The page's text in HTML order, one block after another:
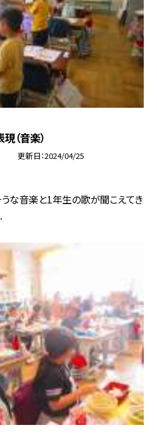
（音楽）
更新日 2024/04/25
な音楽と1年生の歌が聞こえてき